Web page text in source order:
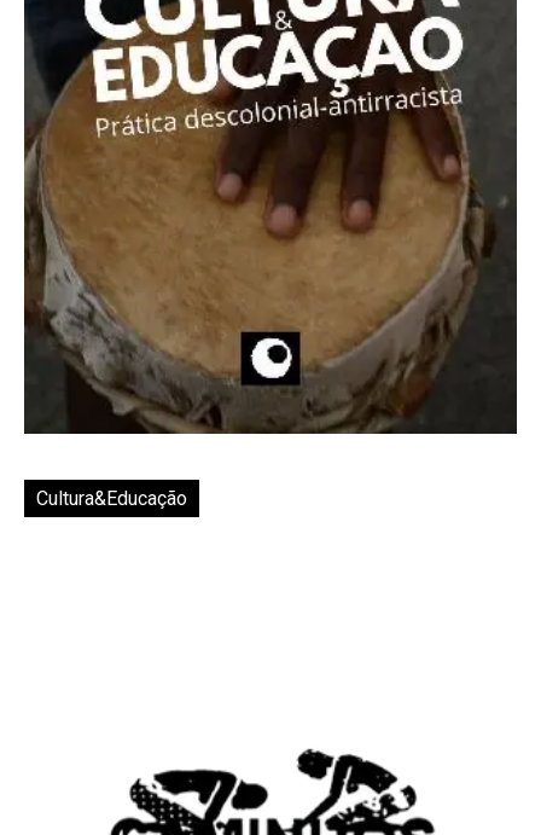
Cultura&Educação